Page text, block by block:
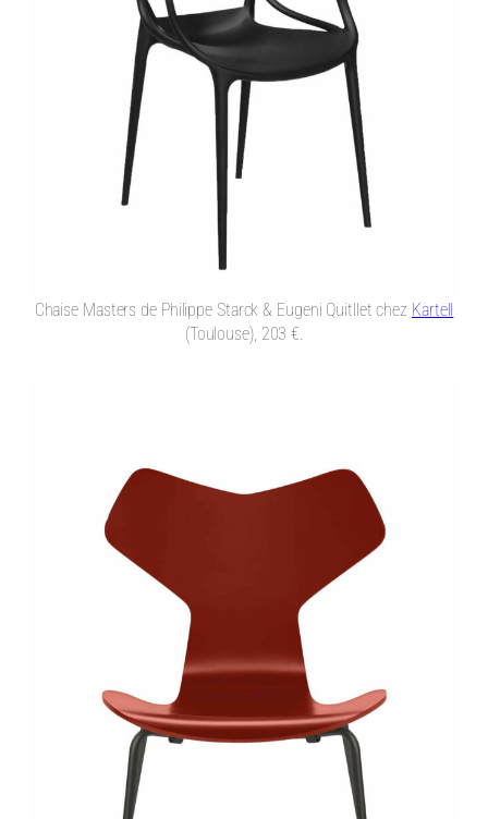
Chaise Masters de Philippe Starck & Eugeni Quitllet chez Kartell
(Toulouse), 203 €.